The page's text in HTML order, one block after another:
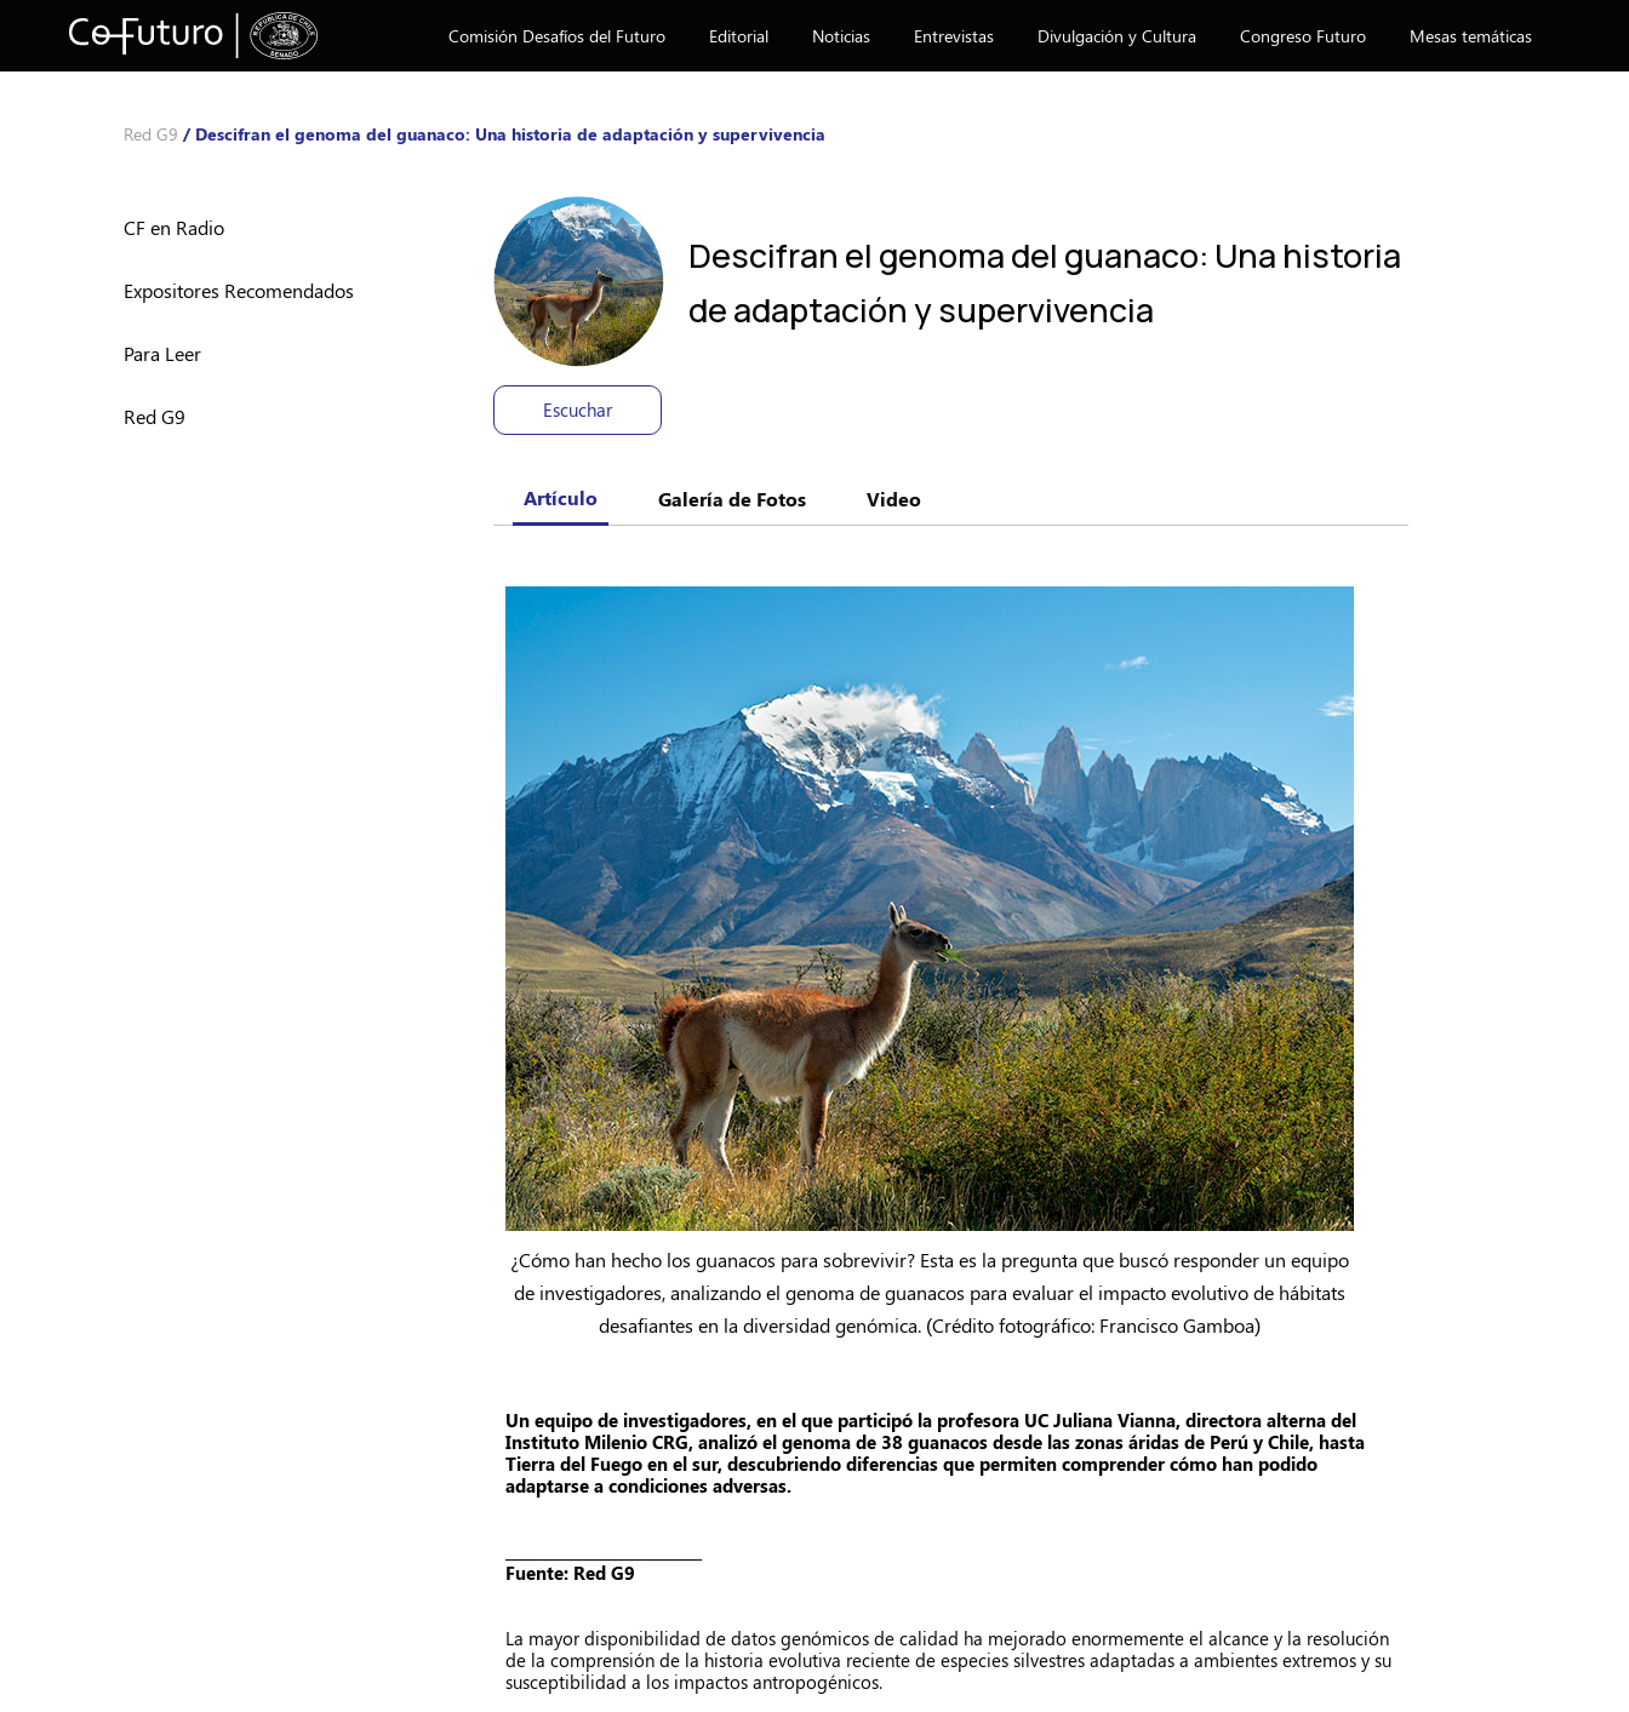
Comisión Desafíos del Futuro Editorial Noticias Entrevistas Divulgación y Cultura Congreso Futuro Mesas temáticas
Red G9 / Descifran el genoma del guanaco: Una historia de adaptación y supervivencia
CF en Radio
Expositores Recomendados
Para Leer
Red G9
Descifran el genoma del guanaco: Una historia
de adaptación y supervivencia
Escuchar
Artículo Galería de Fotos Video
¿Cómo han hecho los guanacos para sobrevivir? Esta es la pregunta que buscó responder un equipo
de investigadores, analizando el genoma de guanacos para evaluar el impacto evolutivo de hábitats
desafiantes en la diversidad genómica. (Crédito fotográfico: Francisco Gamboa)
Un equipo de investigadores, en el que participó la profesora UC Juliana Vianna, directora alterna del
Instituto Milenio CRG, analizó el genoma de 38 guanacos desde las zonas áridas de Perú y Chile, hasta
Tierra del Fuego en el sur, descubriendo diferencias que permiten comprender cómo han podido
adaptarse a condiciones adversas.
Fuente: Red G9
La mayor disponibilidad de datos genómicos de calidad ha mejorado enormemente el alcance y la resolución
de la comprensión de la historia evolutiva reciente de especies silvestres adaptadas a ambientes extremos y su
susceptibilidad a los impactos antropogénicos.